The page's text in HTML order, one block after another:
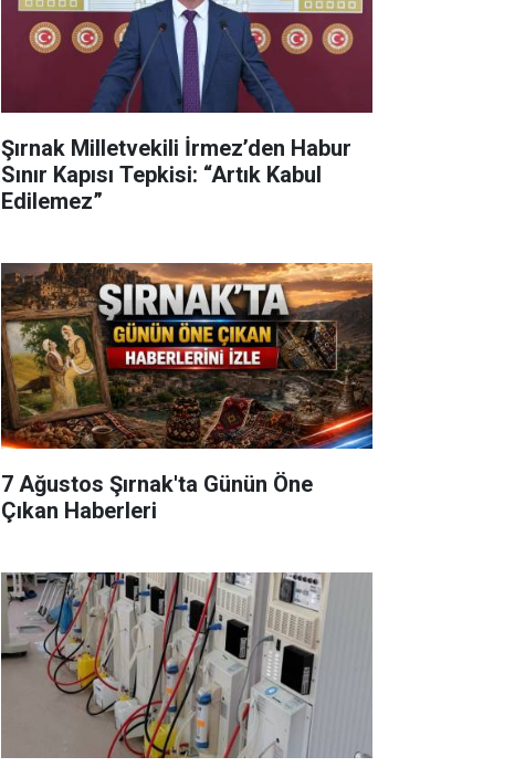
Şırnak Milletvekili İrmez’den Habur
Sınır Kapısı Tepkisi: “Artık Kabul
Edilemez”
7 Ağustos Şırnak'ta Günün Öne
Çıkan Haberleri